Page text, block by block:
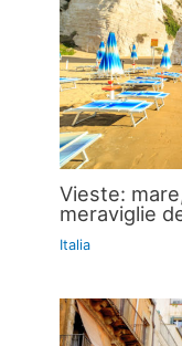
Vieste:
meraviglie
Italia